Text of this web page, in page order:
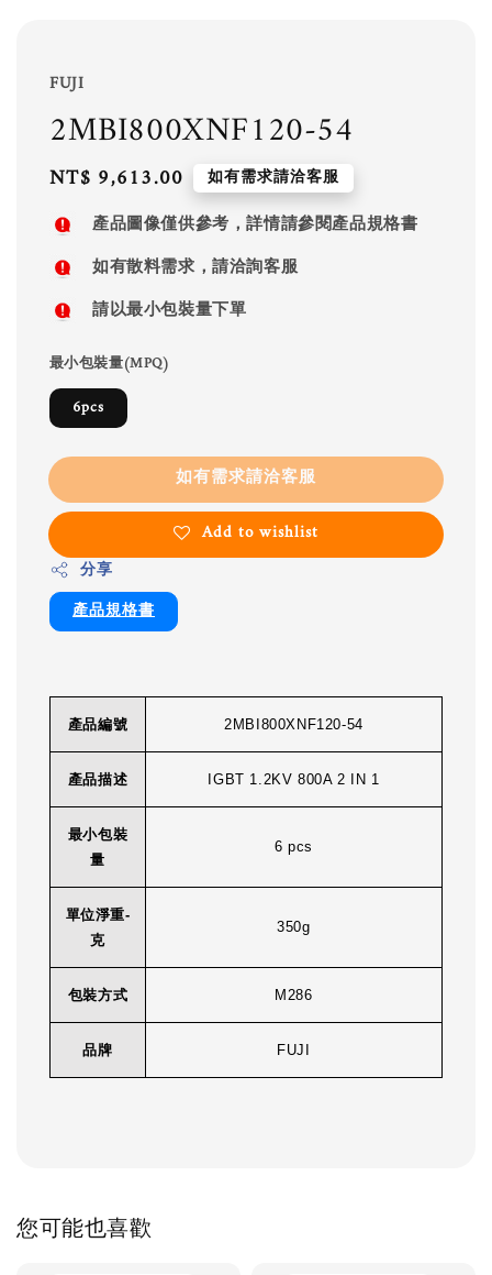
FUJI
2MBI800XNF120-54
Regular
price
NT$ 9,613.00 如有需求請洽客服
產品圖像僅供參考，詳情請參閱產品規格書
如有散料需求，請洽詢客服
請以最小包裝量下單
最小包裝量(MPQ)
6pcs
如有需求請洽客服
Add to wishlist
分享
產品規格書
產品編號 2MBI800XNF120-54
產品描述 IGBT 1.2KV 800A 2 IN 1
最小包裝
量
6 pcs
單位淨重-
克
350g
包裝方式 M286
品牌 FUJI
您可能也喜歡